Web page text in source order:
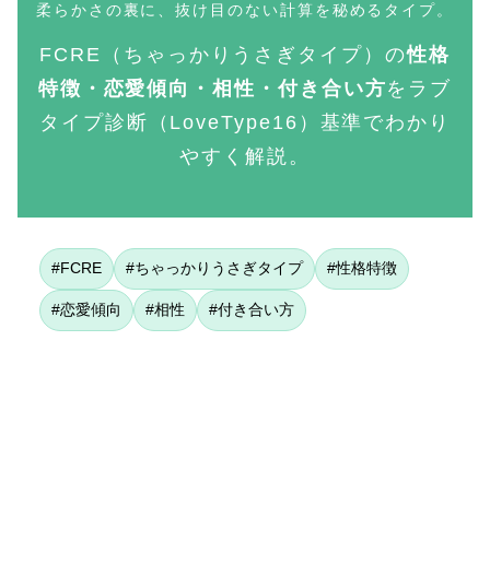
柔らかさの裏に、抜け目のない計算を秘めるタイプ。
FCRE（ちゃっかりうさぎタイプ）の性格
特徴・恋愛傾向・相性・付き合い方をラブ
タイプ診断（LoveType16）基準でわかり
やすく解説。
#FCRE #ちゃっかりうさぎタイプ #性格特徴
#恋愛傾向 #相性 #付き合い方